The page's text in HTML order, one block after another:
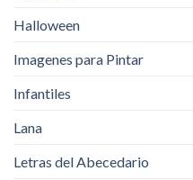
Halloween
Imagenes para Pintar
Infantiles
Lana
Letras del Abecedario